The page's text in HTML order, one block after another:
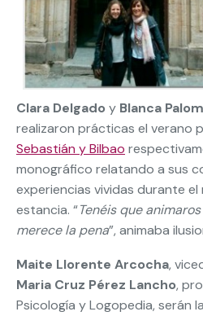
Clara Delgado y Blanca
realizaron prácticas el verano
Sebastián y Bilbao
monográfico relatando a sus
experiencias vividas durante el
estancia. “Tenéis que
merece la pena”, animaba
Maite Llorente Arcocha,
Maria Cruz Pérez Lancho,
Psicología y Logopedia, serán